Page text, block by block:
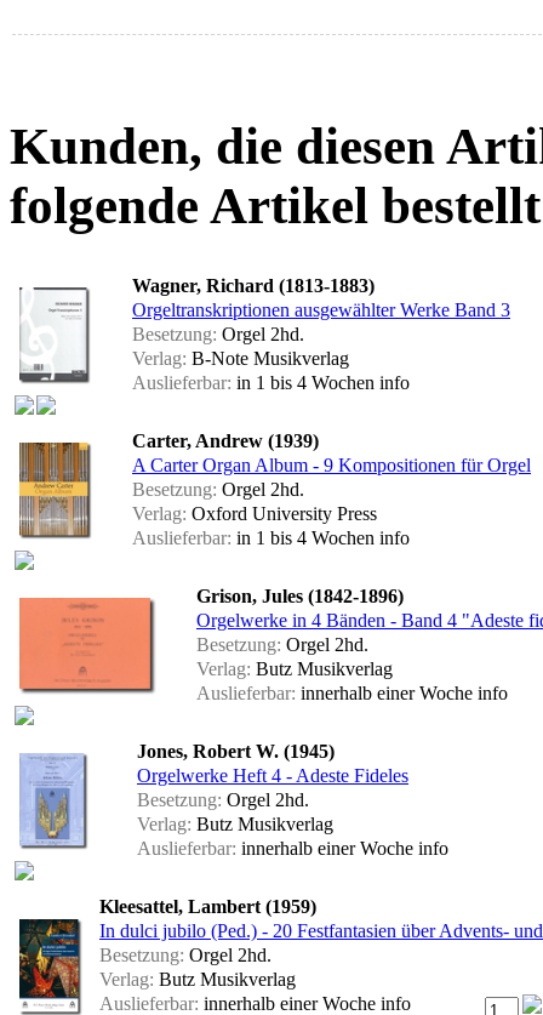
Kunden, die diesen
folgende Artikel
Wagner, Richard (1813-1883)
Orgeltranskriptionen ausgewählter Werke Band 3
Besetzung: Orgel 2hd.
Verlag: B-Note Musikverlag
Auslieferbar: in 1 bis 4 Wochen info
Carter, Andrew (1939)
A Carter Organ Album - 9 Kompositionen für Orgel
Besetzung: Orgel 2hd.
Verlag: Oxford University Press
Auslieferbar: in 1 bis 4 Wochen info
Grison, Jules (1842-1896)
Orgelwerke in 4 Bänden - Band 4 "Adeste
Besetzung: Orgel 2hd.
Verlag: Butz Musikverlag
Auslieferbar: innerhalb einer Woche info
Jones, Robert W. (1945)
Orgelwerke Heft 4 - Adeste Fideles
Besetzung: Orgel 2hd.
Verlag: Butz Musikverlag
Auslieferbar: innerhalb einer Woche info
Kleesattel, Lambert (1959)
In dulci jubilo (Ped.) - 20 Festfantasien über Advents-
Besetzung: Orgel 2hd.
Verlag: Butz Musikverlag
Auslieferbar: innerhalb einer Woche info